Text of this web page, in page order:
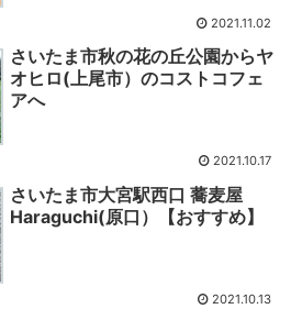
2021.11.02
さいたま市秋の花の丘公園からヤ
オヒロ(上尾市）のコストコフェ
アへ
2021.10.17
さいたま市大宮駅西口 蕎麦屋
Haraguchi(原口）【おすすめ】
2021.10.13